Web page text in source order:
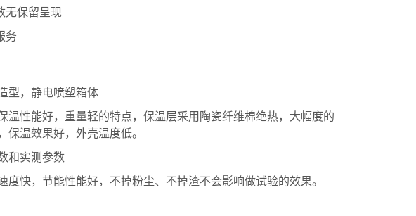
无保留呈现
务
型，静电喷塑箱体
温性能好，重量轻的特点，保温层采用陶瓷纤维棉绝热，大幅度的
温效果好，外壳温度低。
和实测参数
度快，节能性能好，不掉粉尘、不掉渣不会影响做试验的效果。